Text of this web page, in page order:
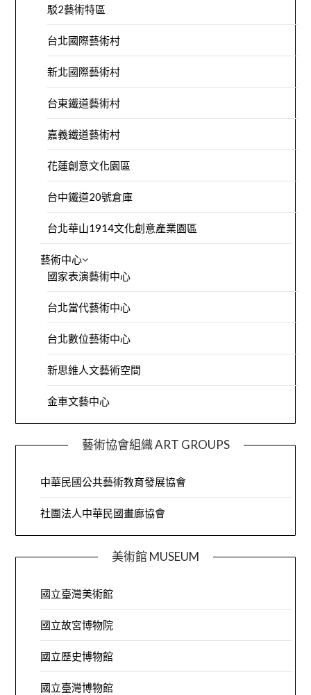
駁2藝術特區
台北國際藝術村
新北國際藝術村
台東鐵道藝術村
嘉義鐵道藝術村
花蓮創意文化園區
台中鐵道20號倉庫
台北華山1914文化創意產業園區
藝術中心
國家表演藝術中心
台北當代藝術中心
台北數位藝術中心
新思維人文藝術空間
金車文藝中心
藝術協會組織 ART GROUPS
中華民國公共藝術教育發展協會
社團法人中華民國畫廊協會
美術館 MUSEUM
國立臺灣美術館
國立故宮博物院
國立歷史博物館
國立臺灣博物館